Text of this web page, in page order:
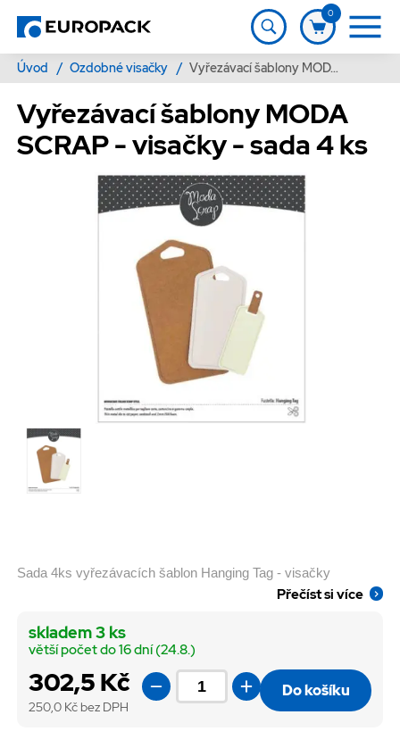
0
Úvod / Ozdobné visačky / Vyřezávací šablony MODA SCRAP - visačky - sada 4 ks
Vyřezávací šablony MODA
SCRAP - visačky - sada 4 ks
Sada 4ks vyřezávacích šablon Hanging Tag - visačky
Přečíst si více
302,5 Kč
250,0 Kč bez DPH
skladem 3 ks
větší počet do 16 dní (24.8.)
Do košíku